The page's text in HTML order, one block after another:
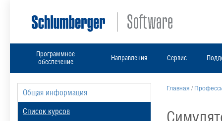
Программное
обеспечение
Направления Сервис
Общая информация
Список курсов
Главная /